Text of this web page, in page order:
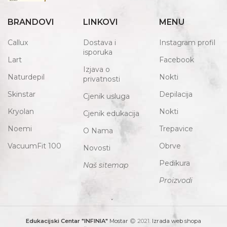
BRANDOVI
Callux
Lart
Naturdepil
Skinstar
Kryolan
Noemi
VacuumFit 100
LINKOVI
Dostava i
isporuka
Izjava o
privatnosti
Cjenik usluga
Cjenik edukacija
O Nama
Novosti
Naš sitemap
MENU
Instagram profil
Facebook
Nokti
Depilacija
Nokti
Trepavice
Obrve
Pedikura
Proizvodi
Edukacijski Centar "INFINIA" Mostar 2021. Izrada web shopa